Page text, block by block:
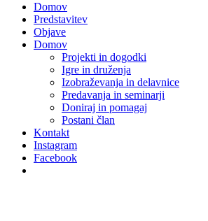
Domov
Predstavitev
Objave
Domov
Projekti in dogodki
Igre in druženja
Izobraževanja in delavnice
Predavanja in seminarji
Doniraj in pomagaj
Postani član
Kontakt
Instagram
Facebook